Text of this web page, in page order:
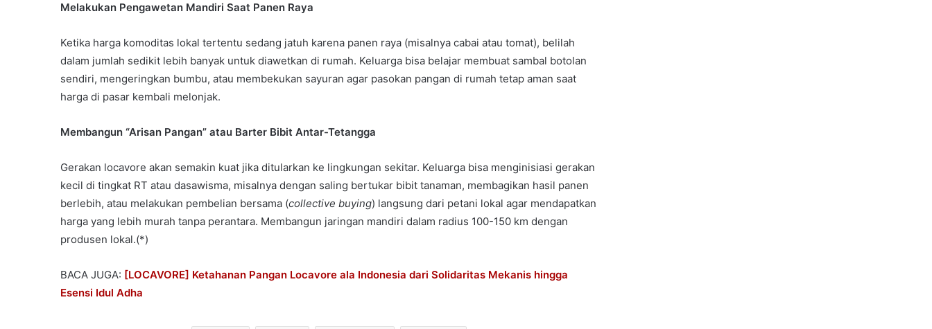
Melakukan Pengawetan Mandiri Saat Panen Raya
Ketika harga komoditas lokal tertentu sedang jatuh karena panen raya (misalnya cabai atau tomat), belilah
dalam jumlah sedikit lebih banyak untuk diawetkan di rumah. Keluarga bisa belajar membuat sambal botolan
sendiri, mengeringkan bumbu, atau membekukan sayuran agar pasokan pangan di rumah tetap aman saat
harga di pasar kembali melonjak.
Membangun “Arisan Pangan” atau Barter Bibit Antar-Tetangga
Gerakan locavore akan semakin kuat jika ditularkan ke lingkungan sekitar. Keluarga bisa menginisiasi gerakan
kecil di tingkat RT atau dasawisma, misalnya dengan saling bertukar bibit tanaman, membagikan hasil panen
berlebih, atau melakukan pembelian bersama (collective buying) langsung dari petani lokal agar mendapatkan
harga yang lebih murah tanpa perantara. Membangun jaringan mandiri dalam radius 100-150 km dengan
produsen lokal.(*)
BACA JUGA: [LOCAVORE] Ketahanan Pangan Locavore ala Indonesia dari Solidaritas Mekanis hingga
Esensi Idul Adha